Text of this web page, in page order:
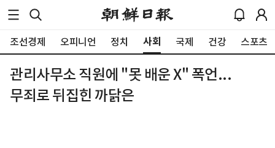
조선경제 오피니언 정치 사회 국제 건강 스포츠
관리사무소 직원에 "못 배운 X" 폭언...
무죄로 뒤집힌 까닭은